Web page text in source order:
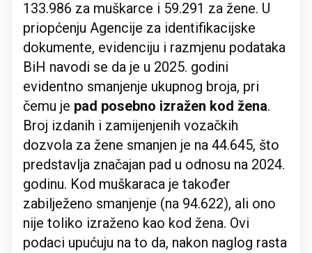
133.986 za muškarce i 59.291 za žene. U
priopćenju Agencije za identifikacijske
dokumente, evidenciju i razmjenu podataka
BiH navodi se da je u 2025. godini
evidentno smanjenje ukupnog broja, pri
čemu je pad posebno izražen kod žena.
Broj izdanih i zamijenjenih vozačkih
dozvola za žene smanjen je na 44.645, što
predstavlja značajan pad u odnosu na 2024.
godinu. Kod muškaraca je također
zabilježeno smanjenje (na 94.622), ali ono
nije toliko izraženo kao kod žena. Ovi
podaci upućuju na to da, nakon naglog rasta